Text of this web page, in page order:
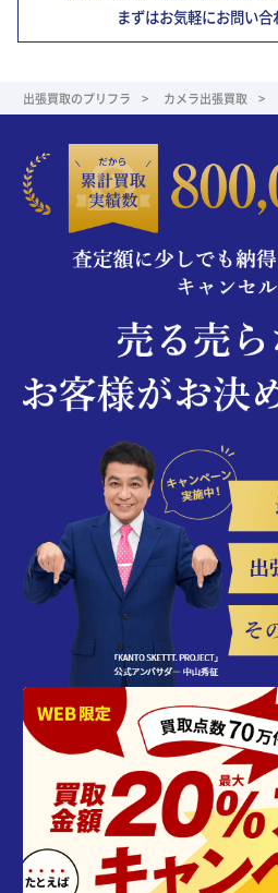
まずはお気軽にお問い合
出張買取のプリフラ カメラ出張買取